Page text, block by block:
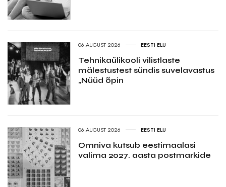
06.AUGUST 2026 EESTI ELU
Tehnikaülikooli vilistlaste
mälestustest sündis suvelavastus
„Nüüd õpin
06.AUGUST 2026 EESTI ELU
Omniva kutsub eestimaalasi
valima 2027. aasta postmarkide